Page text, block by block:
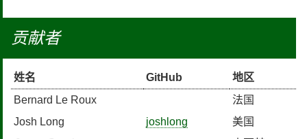
贡献者
姓名 GitHub
地区
Bernard Le Roux
法国
Josh Long
joshlong
美国